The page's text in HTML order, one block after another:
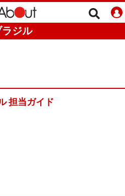
ラジル
担当ガイド